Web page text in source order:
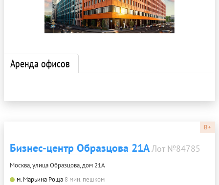
Аренда офисов
B+
Бизнес-центр Образцова 21АЛот №84785
Москва, улица Образцова, дом 21А
м. Марьина Роща 8 мин. пешком